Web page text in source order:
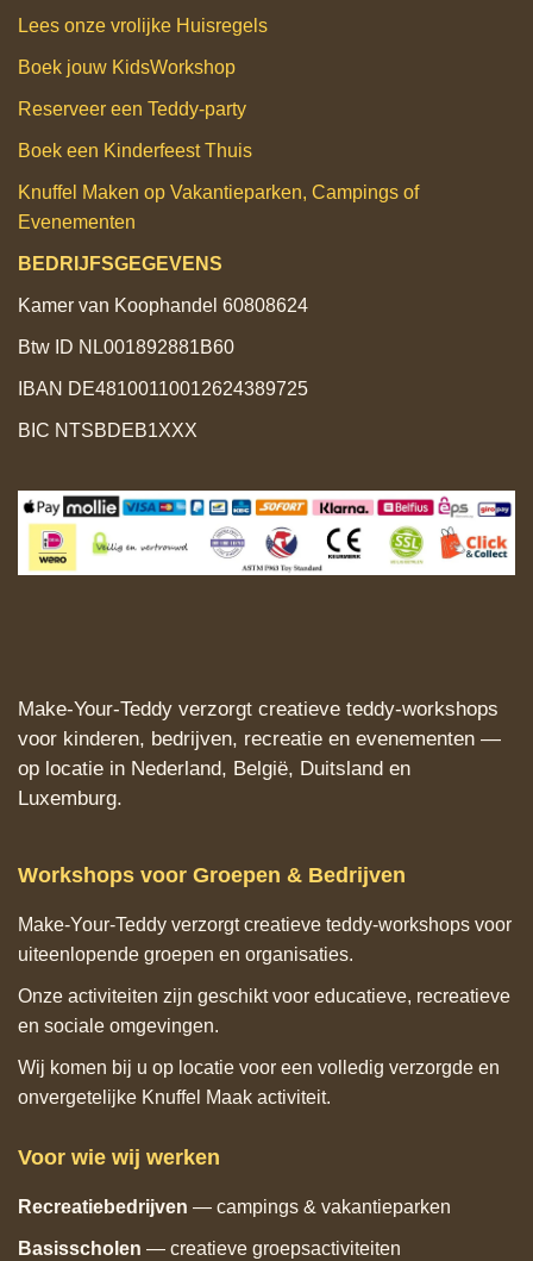
Lees onze vrolijke Huisregels
Boek jouw KidsWorkshop
Reserveer een Teddy‑party
Boek een Kinderfeest Thuis
Knuffel Maken op Vakantieparken, Campings of
Evenementen
BEDRIJFSGEGEVENS
Kamer van Koophandel 60808624
Btw ID NL001892881B60
IBAN DE48100110012624389725
BIC NTSBDEB1XXX
Make‑Your‑Teddy verzorgt creatieve teddy‑workshops
voor kinderen, bedrijven, recreatie en evenementen —
op locatie in Nederland, België, Duitsland en
Luxemburg.
Workshops voor Groepen & Bedrijven
Make‑Your‑Teddy verzorgt creatieve teddy‑workshops voor
uiteenlopende groepen en organisaties.
Onze activiteiten zijn geschikt voor educatieve, recreatieve
en sociale omgevingen.
Wij komen bij u op locatie voor een volledig verzorgde en
onvergetelijke Knuffel Maak activiteit.
Voor wie wij werken
Recreatiebedrijven — campings & vakantieparken
Basisscholen — creatieve groepsactiviteiten